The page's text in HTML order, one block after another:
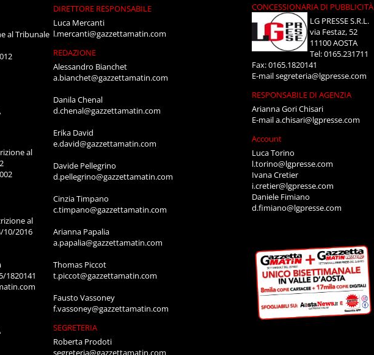
al Tribunale
al
al
10/2016
1820141
DIRETTORE RESPONSABILE
Luca Mercanti
l.mercanti@gazzettamatin.com
REDAZIONE
Alessandro Bianchet
a.bianchet@gazzettamatin.com
Danila Chenal
d.chenal@gazzettamatin.com
Erika David
e.david@gazzettamatin.com
Davide Pellegrino
d.pellegrino@gazzettamatin.com
Cinzia Timpano
c.timpano@gazzettamatin.com
Arianna Papalia
a.papalia@gazzettamatin.com
Thomas Piccot
t.piccot@gazzettamatin.com
Fausto Vassoney
f.vassoney@gazzettamatin.com
SEGRETERIA
Roberta Prodoti
segreteria@gazzettamatin.com
CONCESSIONARIA DI PUBBLICITÀ
LG PRESSE S.R.L.
via Festaz, 52
11100 AOSTA
Tel: 0165.231711
Fax: 0165.1820141
E-mailsegreteria@lgpresse.com
RESPONSABILE DI AGENZIA
Arianna Gori Chisari
E-maila.chisari@lgpresse.com
Account
Luca Torino
l.torino@lgpresse.com
Ivana Cretier
i.cretier@lgpresse.com
Daniele Fimiano
d.fimiano@lgpresse.com